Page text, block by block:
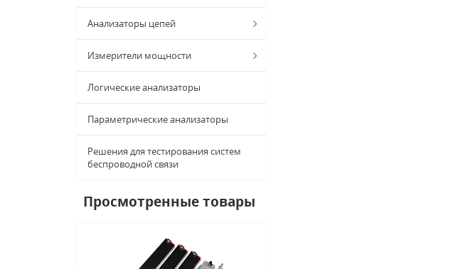
Анализаторы цепей
Измерители мощности
Логические анализаторы
Параметрические анализаторы
Решения для тестирования систем
беспроводной связи
Просмотренные товары